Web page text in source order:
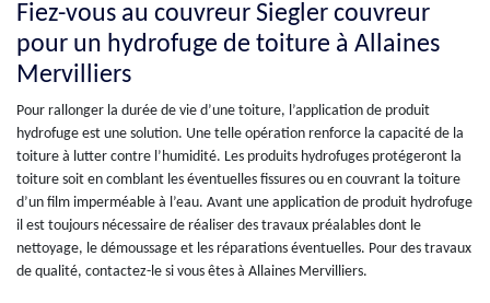
Fiez-vous au couvreur Siegler couvreur
pour un hydrofuge de toiture à Allaines
Mervilliers
Pour rallonger la durée de vie d’une toiture, l’application de produit
hydrofuge est une solution. Une telle opération renforce la capacité de la
toiture à lutter contre l’humidité. Les produits hydrofuges protégeront la
toiture soit en comblant les éventuelles fissures ou en couvrant la toiture
d’un film imperméable à l’eau. Avant une application de produit hydrofuge
il est toujours nécessaire de réaliser des travaux préalables dont le
nettoyage, le démoussage et les réparations éventuelles. Pour des travaux
de qualité, contactez-le si vous êtes à Allaines Mervilliers.